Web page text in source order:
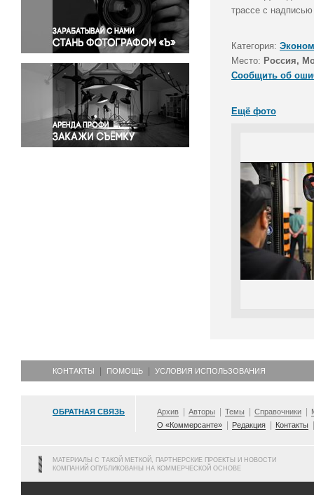
Правосудие
Происшествия и конфликты
Религия
Светская жизнь
Спорт
Экология
Экономика и бизнес
трассе с
Категория:
Место: Россия,
Сообщить об
Ещё фото
КОНТАКТЫ ПОМОЩЬ УСЛОВИЯ ИСПОЛЬЗОВАНИЯ
ОБРАТНАЯ СВЯЗЬ Архив Авторы Темы Справочники
О «Коммерсанте»
Редакция Контакты
МАТЕРИАЛЫ С ТАКОЙ МЕТКОЙ, ПАРТНЕРСКИЕ ПРОЕКТЫ И НОВОСТИ
КОМПАНИЙ ОПУБЛИКОВАНЫ НА КОММЕРЧЕСКОЙ ОСНОВЕ